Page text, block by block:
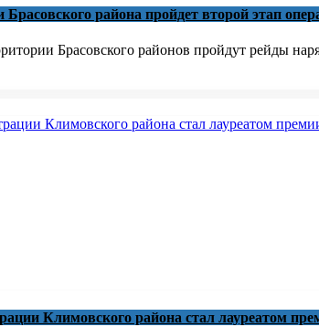
района пройдет второй этап
Брасовского районов пройдут рейды
Климовского района стал лауреатом